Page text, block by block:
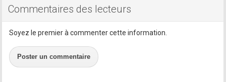
Commentaires des lecteurs
Soyez le premier à commenter cette information.
Poster un commentaire